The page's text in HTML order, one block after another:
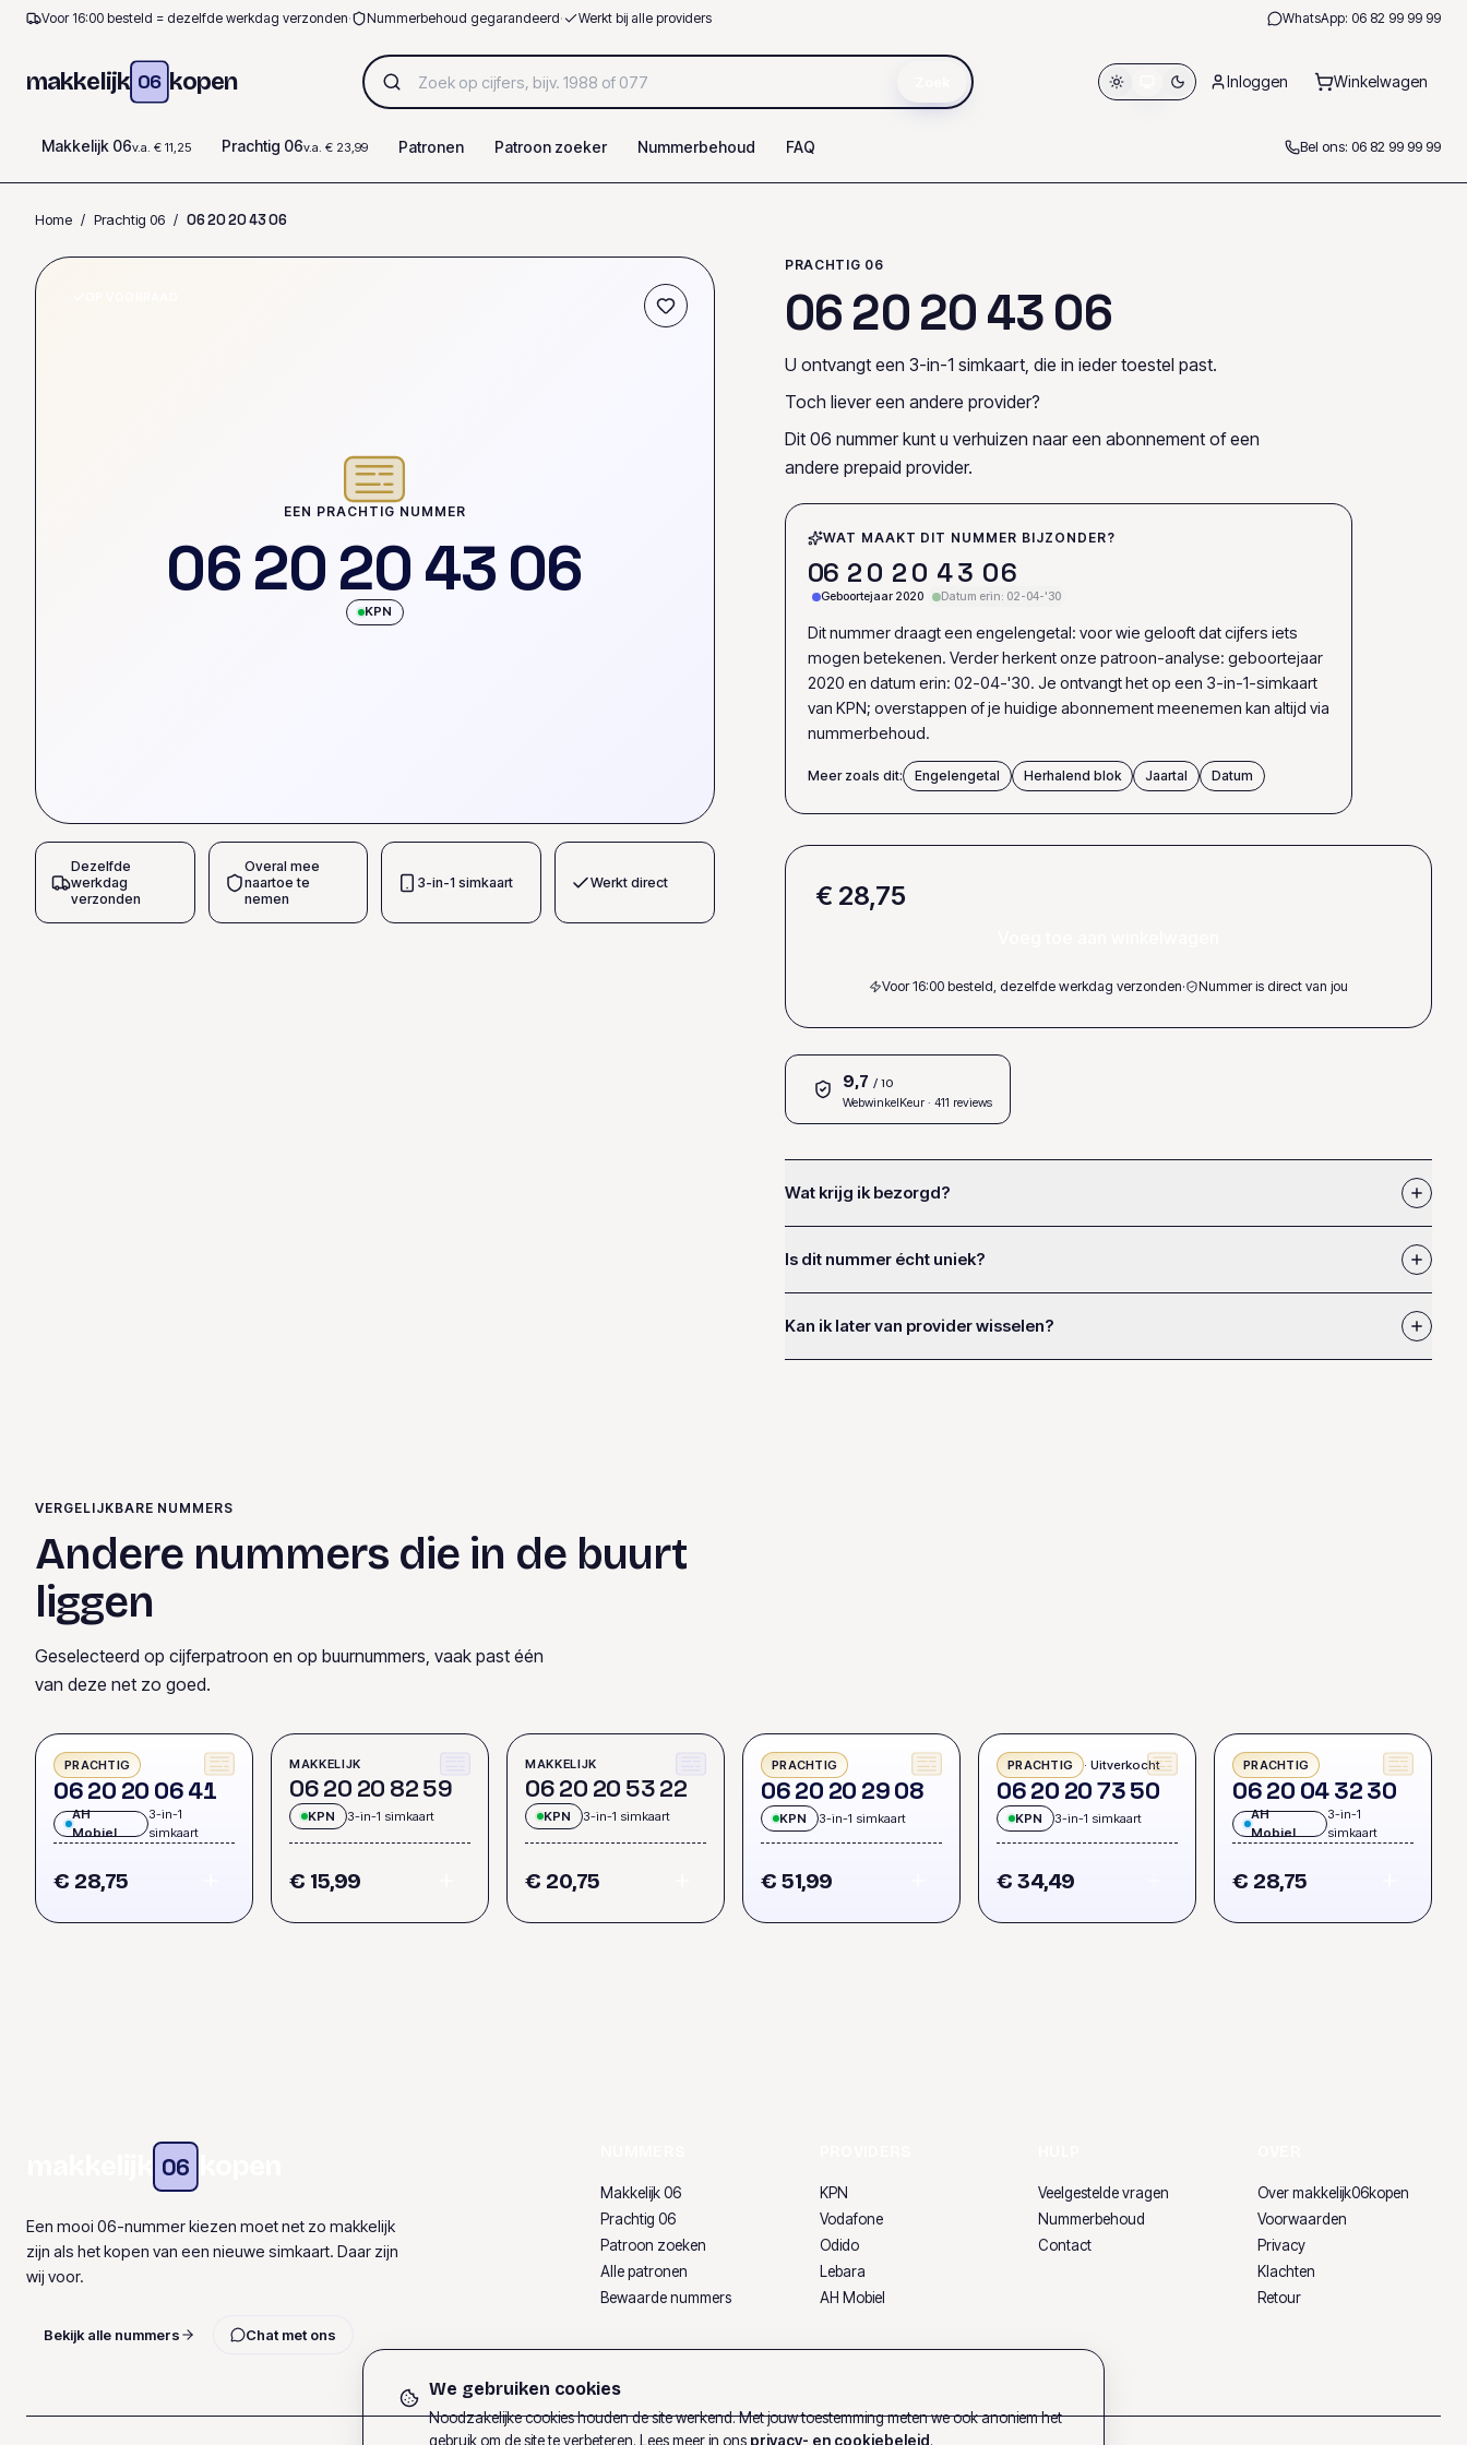
Voor 16:00 besteld = dezelfde werkdag verzonden· Nummerbehoud gegarandeerd· Werkt bij alle providers WhatsApp: 06 82 99 99 99
makkelijk 06 kopen Inloggen Winkelwagen
Makkelijk 06v.a. € 11,25 Prachtig 06v.a. € 23,99 Patronen Patroon zoeker Nummerbehoud FAQ Bel ons: 06 82 99 99 99
Home / Prachtig 06 / 0620204306
EEN PRACHTIG NUMMER
0620204306
KPN
Dezelfde
werkdag
verzonden
Overal mee
naartoe te
nemen
3-in-1 simkaart Werkt direct
PRACHTIG 06
0620204306
U ontvangt een 3-in-1 simkaart, die in ieder toestel past.
Toch liever een andere provider?
Dit 06 nummer kunt u verhuizen naar een abonnement of een
andere prepaid provider.
WAT MAAKT DIT NUMMER BIJZONDER?
06 20 20 43 06
Geboortejaar 2020 Datum erin: 02-04-'30
Dit nummer draagt een engelengetal: voor wie gelooft dat cijfers iets
mogen betekenen. Verder herkent onze patroon-analyse: geboortejaar
2020 en datum erin: 02-04-'30. Je ontvangt het op een 3-in-1-simkaart
van KPN; overstappen of je huidige abonnement meenemen kan altijd via
nummerbehoud.
Meer zoals dit: Engelengetal Herhalend blok Jaartal Datum
€ 28,75
Voor 16:00 besteld, dezelfde werkdag verzonden· Nummer is direct van jou
9,7 / 10
WebwinkelKeur· 411 reviews
Wat krijg ik bezorgd?
Is dit nummer écht uniek?
Kan ik later van provider wisselen?
VERGELIJKBARE NUMMERS
Andere nummers die in de buurt
liggen
Geselecteerd op cijferpatroon en op buurnummers, vaak past één
van deze net zo goed.
PRACHTIG
0620 20 0641
AH
Mobiel
3-in-1
simkaart
€ 28,75
MAKKELIJK
0620 20 8259
KPN 3-in-1 simkaart
€ 15,99
MAKKELIJK
0620 20 5322
KPN 3-in-1 simkaart
€ 20,75
PRACHTIG
0620 20 2908
KPN 3-in-1 simkaart
€ 51,99
PRACHTIG · Uitverkocht
0620 207350
KPN 3-in-1 simkaart
€ 34,49
PRACHTIG
0620 043230
AH
Mobiel
3-in-1
simkaart
€ 28,75
06
Een mooi 06-nummer kiezen moet net zo makkelijk
zijn als het kopen van een nieuwe simkaart. Daar zijn
wij voor.
Bekijk alle nummers Chat met ons
Makkelijk 06
Prachtig 06
Patroon zoeken
Alle patronen
Bewaarde nummers
KPN
Vodafone
Odido
Lebara
AH Mobiel
Veelgestelde vragen
Nummerbehoud
Contact
Over makkelijk06kopen
Voorwaarden
Privacy
Klachten
Retour
We gebruiken cookies
Noodzakelijke cookies houden de site werkend. Met jouw toestemming meten we ook anoniem het
gebruik om de site te verbeteren. Lees meer in ons privacy- en cookiebeleid.